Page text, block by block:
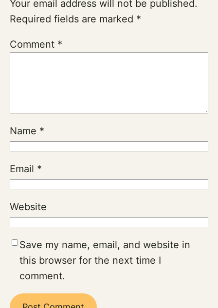
Your email address will not be published.
Required fields are marked *
Comment *
Name *
Email *
Website
Save my name, email, and website in
this browser for the next time I
comment.